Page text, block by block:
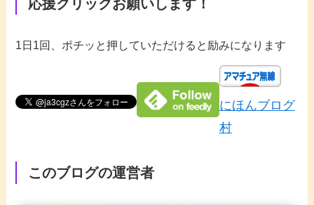
応援クリックお願いします！
1日1回、ポチッと押していただけると励みになります
にほんブログ
村
このブログの運営者